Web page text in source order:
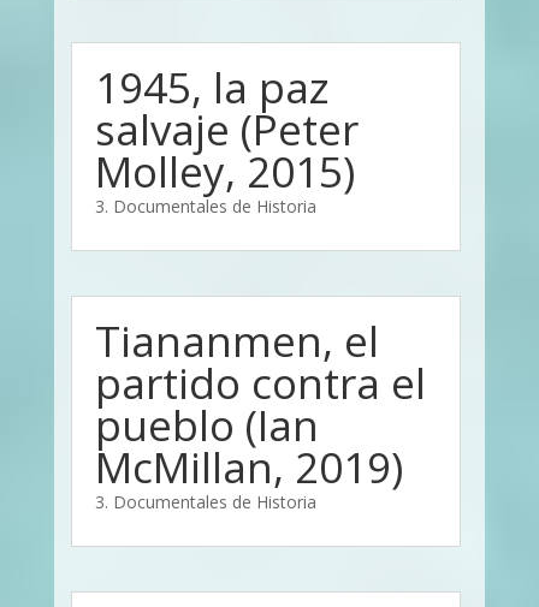
1945, la paz
salvaje (Peter
Molley, 2015)
3. Documentales de Historia
Tiananmen, el
partido contra el
pueblo (Ian
McMillan, 2019)
3. Documentales de Historia